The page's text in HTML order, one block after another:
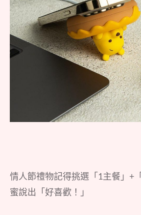
情人節禮物記得挑選「1主餐」+
蜜說出「好喜歡！」